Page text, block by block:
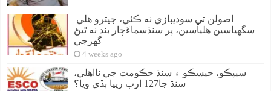
سگهياسين هلياسين، پر سنڌسماءَچار بند نه ٿيڻ
گهرجي
4 weeks ago
سيپڪو، حيسڪو ۽ سنڌ حڪومت جي نااهلي،
سنڌ جا127 ارب رپيا ٻڏي ويا؟